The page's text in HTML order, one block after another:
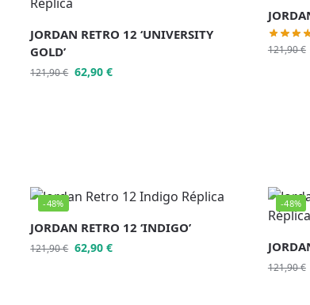
JORDAN RETRO 12 ‘UNIVERSITY
GOLD’
121,90€ 62,90€
121,90€
-48%
JORDAN RETRO 12 ‘INDIGO’
121,90€ 62,90€
-48%
121,90€